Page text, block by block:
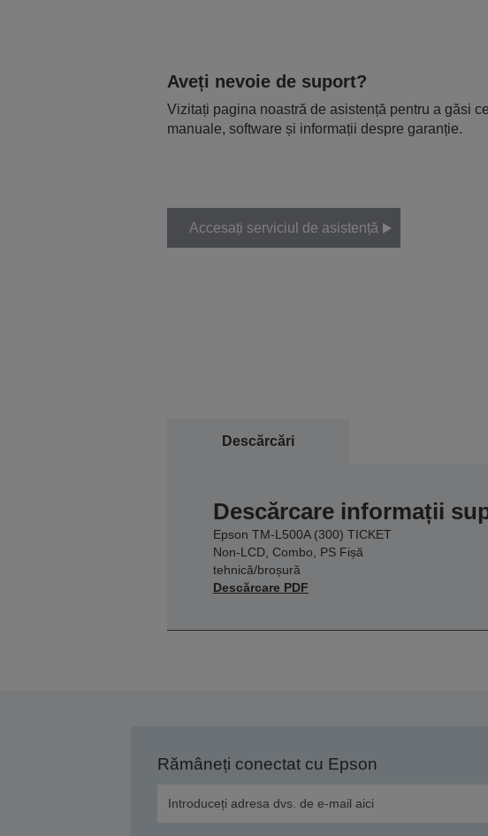
Aveți nevoie de suport?
Vizitați pagina noastră de asistență pentru a găsi
manuale, software și informații despre garanție.
Accesați serviciul de asistență
Descărcări
Descărcare informații
Epson TM-L500A (300) TICKET
Non-LCD, Combo, PS Fișă
tehnică/broșură
Descărcare PDF
Rămâneți conectat cu Epson